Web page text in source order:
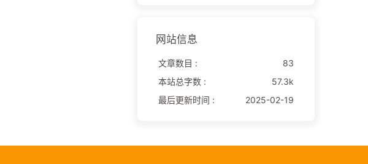
网站信息
文章数目 :
83
本站总字数 :
57.3k
最后更新时间 :
2025-02-19